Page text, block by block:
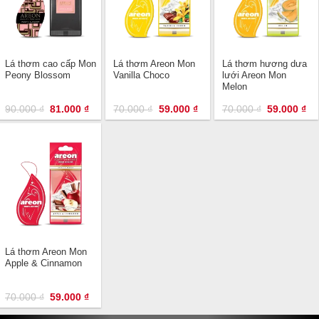
Lá thơm cao cấp Mon
Peony Blossom
90.000₫ Giá
gốc
là:
81.000₫Giá
hiện
tại
Lá thơm Areon Mon
Vanilla Choco
70.000₫ Giá
gốc
là:
59.000 ₫Giá
hiện
tại
Lá thơm hương dưa
lưới Areon Mon
Melon
70.000₫ Giá
gốc
là:
59.000₫
tại
Lá thơm Areon Mon
Apple & Cinnamon
70.000₫ Giá
gốc
là:
59.000₫Giá
hiện
tại